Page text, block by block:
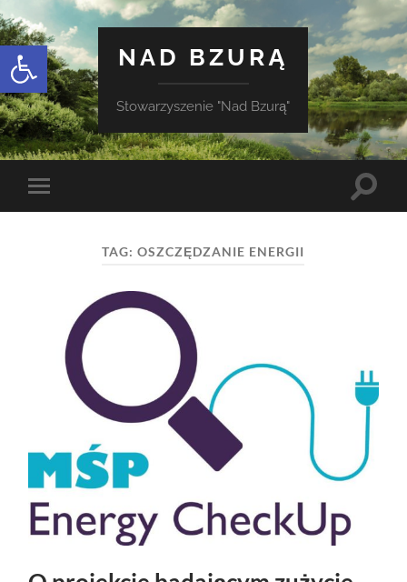
Otwórz pasek narzędzi
NAD BZURĄ
Stowarzyszenie "Nad Bzurą"
Toggle
mobile
Toggle
TAG:OSZCZĘDZANIE ENERGII